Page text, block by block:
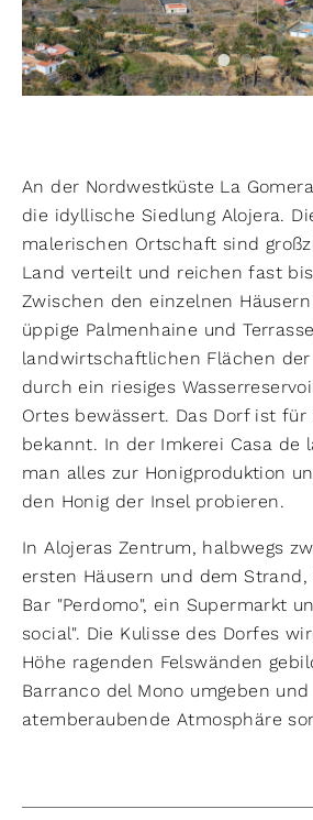
An der Nordwestküste La
die idyllische Siedlung Alojera.
malerischen Ortschaft sind
Land verteilt und reichen fast
Zwischen den einzelnen
üppige Palmenhaine und
landwirtschaftlichen Flächen der
durch ein riesiges
Ortes bewässert. Das Dorf ist für
bekannt. In der Imkerei Casa de
man alles zur Honigproduktion
den Honig der Insel probieren.
In Alojeras Zentrum, halbwegs
ersten Häusern und dem
Bar "Perdomo", ein Supermarkt
social". Die Kulisse des Dorfes
Höhe ragenden Felswänden
Barranco del Mono umgeben
atemberaubende Atmosphäre